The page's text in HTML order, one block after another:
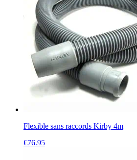
Flexible sans raccords Kirby 4m
€76.95